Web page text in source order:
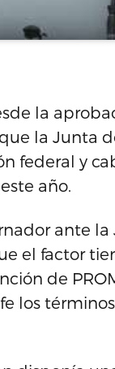
la
la Junta
federal y
año.
ante la
el factor
de
los